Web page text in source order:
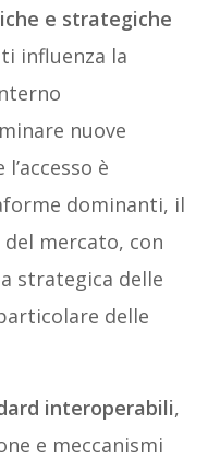
e strategiche
influenza la
nuove
è
dominanti, il
mercato, con
strategica delle
delle
interoperabili,
e meccanismi